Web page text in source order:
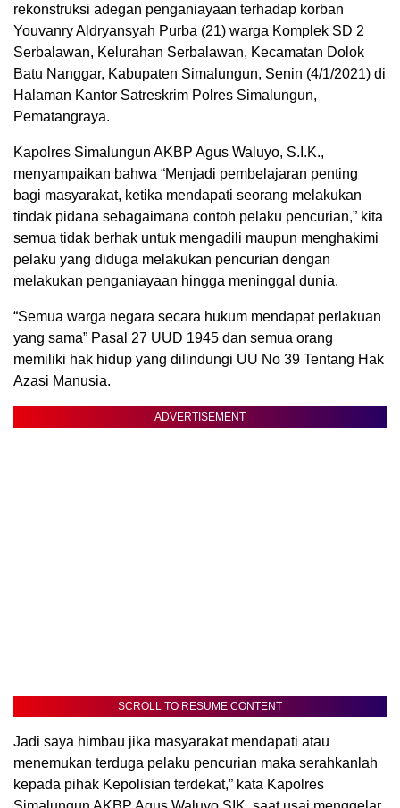
rekonstruksi adegan penganiayaan terhadap korban
Youvanry Aldryansyah Purba (21) warga Komplek SD 2
Serbalawan, Kelurahan Serbalawan, Kecamatan Dolok
Batu Nanggar, Kabupaten Simalungun, Senin (4/1/2021) di
Halaman Kantor Satreskrim Polres Simalungun,
Pematangraya.
Kapolres Simalungun AKBP Agus Waluyo, S.I.K.,
menyampaikan bahwa “Menjadi pembelajaran penting
bagi masyarakat, ketika mendapati seorang melakukan
tindak pidana sebagaimana contoh pelaku pencurian,” kita
semua tidak berhak untuk mengadili maupun menghakimi
pelaku yang diduga melakukan pencurian dengan
melakukan penganiayaan hingga meninggal dunia.
“Semua warga negara secara hukum mendapat perlakuan
yang sama” Pasal 27 UUD 1945 dan semua orang
memiliki hak hidup yang dilindungi UU No 39 Tentang Hak
Azasi Manusia.
ADVERTISEMENT
SCROLL TO RESUME CONTENT
Jadi saya himbau jika masyarakat mendapati atau
menemukan terduga pelaku pencurian maka serahkanlah
kepada pihak Kepolisian terdekat,” kata Kapolres